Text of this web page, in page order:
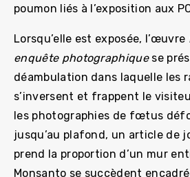
poumon liés à l’exposition aux
Lorsqu’elle est exposée, l’œuvre
enquête photographique se
déambulation dans laquelle les
s’inversent et frappent le
les photographies de fœtus
jusqu’au plafond, un article de
prend la proportion d’un mur
Monsanto se succèdent